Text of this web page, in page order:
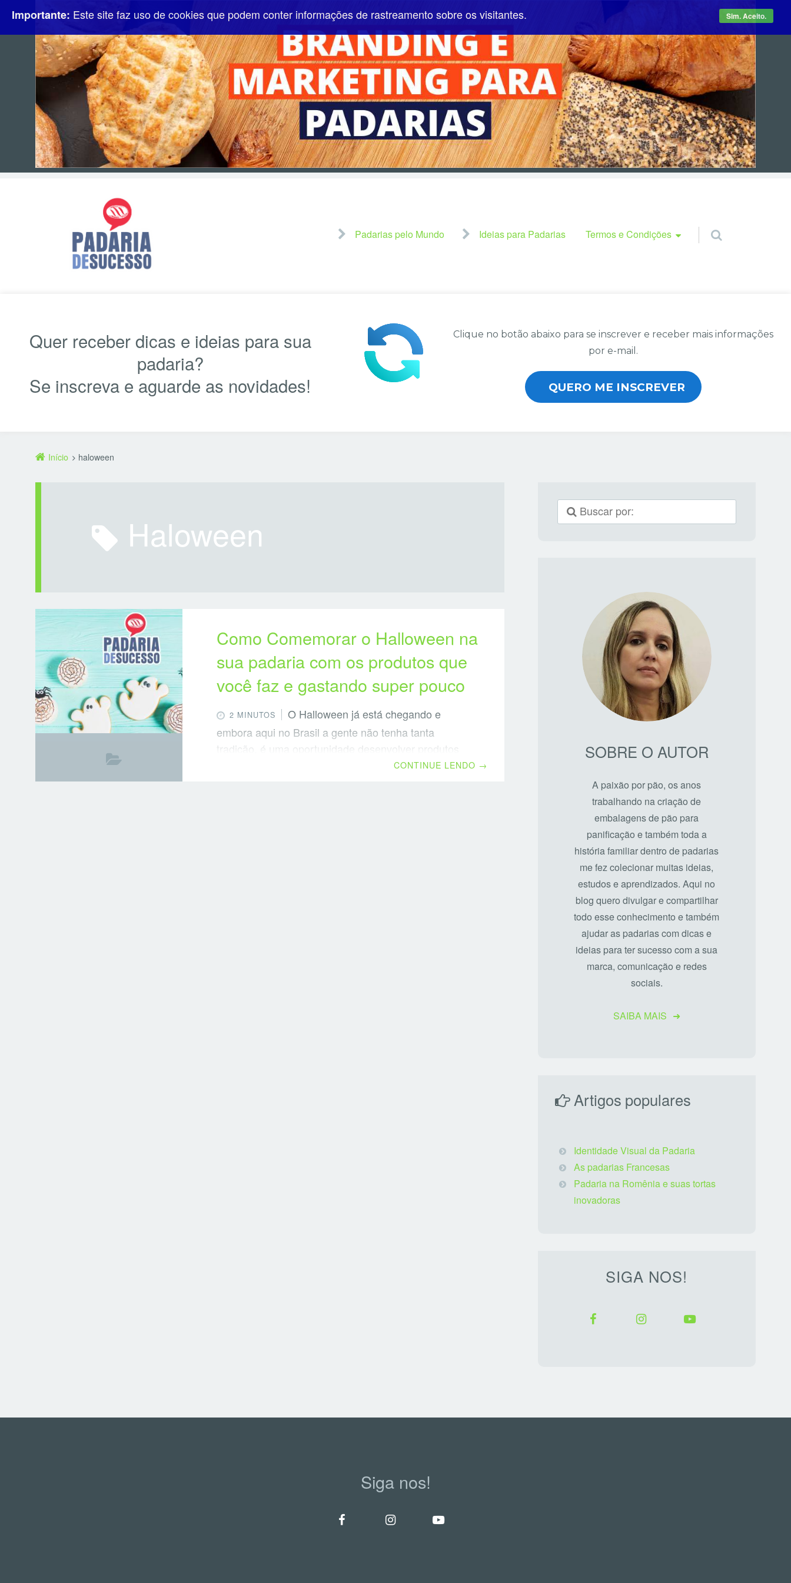
Pular para o conteúdo
Padarias pelo Mundo Ideias para Padarias Termos e Condições
Quer receber dicas e ideias para sua
padaria?
Se inscreva e aguarde as novidades!
Clique no botão abaixo para se inscrever e receber mais informações
por e-mail.
QUERO ME INSCREVER
Início haloween
haloween
Como Comemorar o Halloween na
sua padaria com os produtos que
você faz e gastando super pouco
2 MINUTOS
O Halloween já está chegando e
embora aqui no Brasil a gente não tenha tanta
tradição, é uma oportunidade desenvolver produtos
divertidos e criar mais oportunidades de venda para
CONTINUE LENDO →
SOBRE O AUTOR
A paixão por pão, os anos
trabalhando na criação de
embalagens de pão para
panificação e também toda a
história familiar dentro de padarias
me fez colecionar muitas ideias,
estudos e aprendizados. Aqui no
blog quero divulgar e compartilhar
todo esse conhecimento e também
ajudar as padarias com dicas e
ideias para ter sucesso com a sua
marca, comunicação e redes
sociais.
SAIBA MAIS
Artigos populares
Identidade Visual da Padaria
As padarias Francesas
Padaria na Romênia e suas tortas
inovadoras
SIGA NOS!
Siga nos!
Importante: Este site faz uso de cookies que podem conter informações de rastreamento sobre os visitantes. Sim. Aceito.